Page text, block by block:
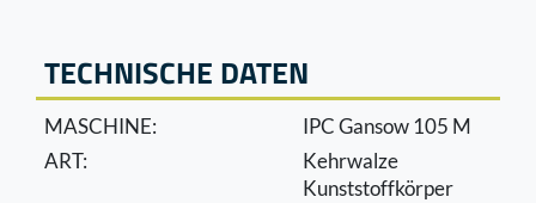
TECHNISCHE DATEN
MASCHINE:
IPC Gansow 105 M
ART:
Kehrwalze
Kunststoffkörper